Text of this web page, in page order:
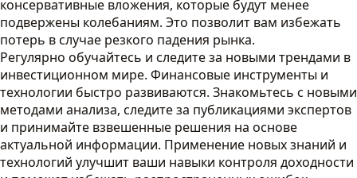
консервативные вложения, которые будут менее
подвержены колебаниям. Это позволит вам избежать
потерь в случае резкого падения рынка.
Регулярно обучайтесь и следите за новыми трендами в
инвестиционном мире. Финансовые инструменты и
технологии быстро развиваются. Знакомьтесь с новыми
методами анализа, следите за публикациями экспертов
и принимайте взвешенные решения на основе
актуальной информации. Применение новых знаний и
технологий улучшит ваши навыки контроля доходности